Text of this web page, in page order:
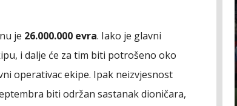
je 26.000.000 evra. Iako je glavni
i dalje će za tim biti potrošeno oko
operativac ekipe. Ipak neizvjesnost
biti održan sastanak dioničara,